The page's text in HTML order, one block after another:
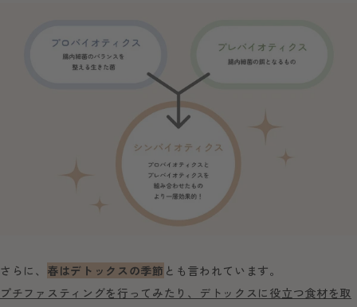
さらに、 春はデトックスの季節 とも言われています。
プチファスティングを行ってみたり、デトックスに役立つ食材を取